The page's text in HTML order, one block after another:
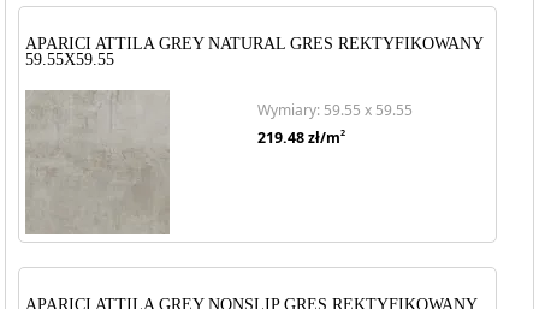
APARICI ATTILA GREY NATURAL GRES REKTYFIKOWANY
59.55X59.55
Wymiary: 59.55 x 59.55
219.48zł/m2
APARICI ATTILA GREY NONSLIP GRES REKTYFIKOWANY